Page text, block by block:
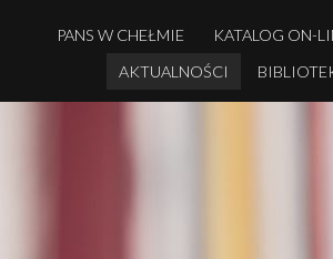
PANS W CHEŁMIE KATALOG ON-
AKTUALNOŚCI